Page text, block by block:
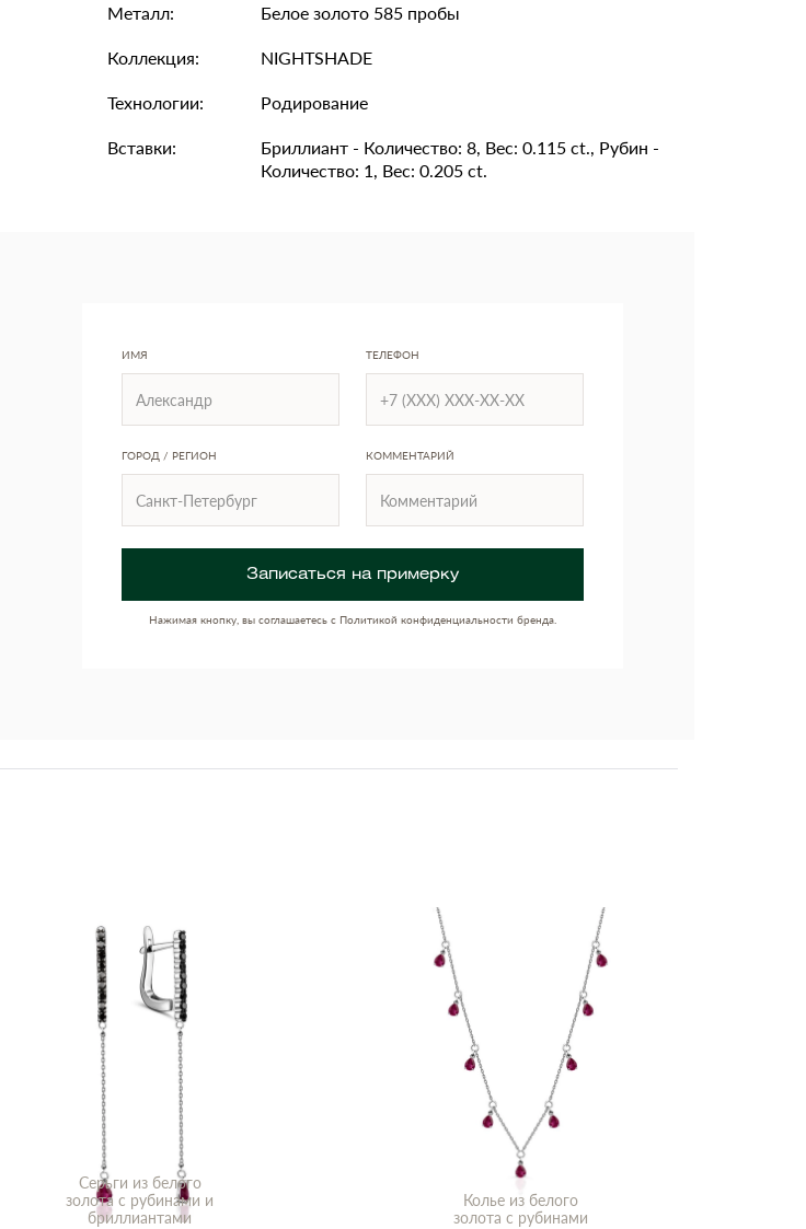
Металл:
Белое золото 585 пробы
Коллекция:
NIGHTSHADE
Технологии:
Родирование
Вставки:
Бриллиант - Количество: 8, Вес: 0.115 ct., Рубин -
Количество: 1, Вес: 0.205 ct.
ИМЯ ТЕЛЕФОН
ГОРОД / РЕГИОН КОММЕНТАРИЙ
Записаться на примерку
Нажимая кнопку, вы соглашаетесь с Политикой конфиденциальности бренда.
Серьги из белого
золота с рубинами и
бриллиантами
Колье из белого
золота с рубинами